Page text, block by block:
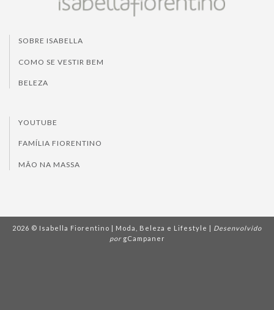
SOBRE ISABELLA
COMO SE VESTIR BEM
BELEZA
YOUTUBE
FAMÍLIA FIORENTINO
MÃO NA MASSA
2026 © Isabella Fiorentino | Moda, Beleza e Lifestyle | Desenvolvido
por gCampaner